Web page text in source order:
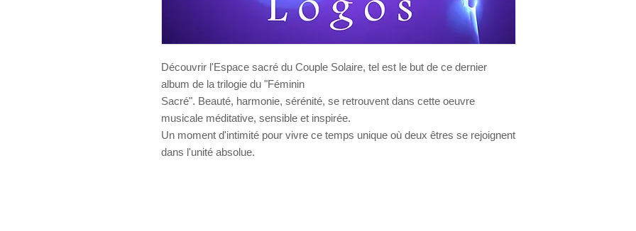
Découvrir l'Espace sacré du Couple Solaire, tel est le but de ce dernier
album de la trilogie du "Féminin
Sacré". Beauté, harmonie, sérénité, se retrouvent dans cette oeuvre
musicale méditative, sensible et inspirée.
Un moment d'intimité pour vivre ce temps unique où deux êtres se rejoignent
dans l'unité absolue.